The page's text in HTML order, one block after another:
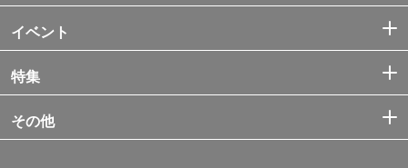
イベント
特集
その他